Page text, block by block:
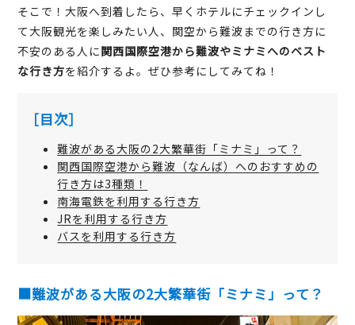
そこで！大阪へ到着したら、早くホテルにチェックインし
て大阪観光を楽しみたい人、関空から難波までの行き方に
不安のある人に関西国際空港から難波やミナミへのベスト
な行き方を紹介するよ。ぜひ参考にしてみてね！
［目次］
難波がある大阪の2大繁華街「ミナミ」って？
関西国際空港から難波（なんば）へのおすすめの
行き方は3種類！
南海電鉄を利用する行き方
JRを利用する行き方
バスを利用する行き方
■難波がある大阪の2大繁華街「ミナミ」って？